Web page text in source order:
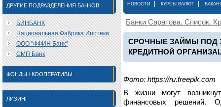
ДРУГИЕ ПОДРАЗДЕЛЕНИЯ БАНКОВ
БИНБАНК
Национальная Фабрика Ипотеки
ООО "ФФИН Банк"
СМП Банк
ФОНДЫ / КООПЕРАТИВЫ
ЛИЗИНГ
НОВОСТИ КУРСЫ ВАЛЮТ
Банки Саратова. Список.
СРОЧНЫЕ ЗАЙМЫ ПОД
КРЕДИТНОЙ
Фото: https://ru.freepik.com
В жизни могут
финансовых решений.